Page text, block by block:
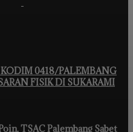
0418/PALEMBANG
FISIK DI SUKARAMI
TSAC Palembang Sabet